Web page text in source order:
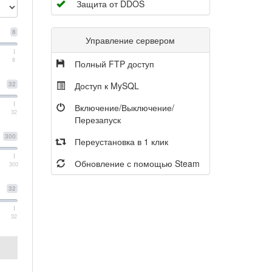
8
8
32
32
300
300
32
32
Защита от DDOS
Управление сервером
Полный FTP доступ
Доступ к MySQL
Включение/Выключение/
Перезапуск
Переустановка в 1 клик
Обновление с помощью Steam